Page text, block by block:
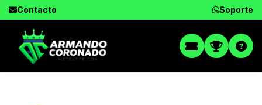
Contacto Soporte